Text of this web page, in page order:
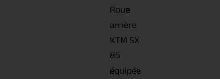
Roue
arrière
KTM SX
85
équipée